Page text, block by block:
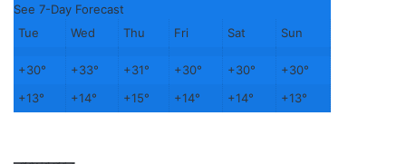
See 7-Day Forecast
Tue
Wed Thu Fri Sat Sun
+30° +33° +31° +30° +30° +30°
+13° +14° +15° +14° +14° +13°